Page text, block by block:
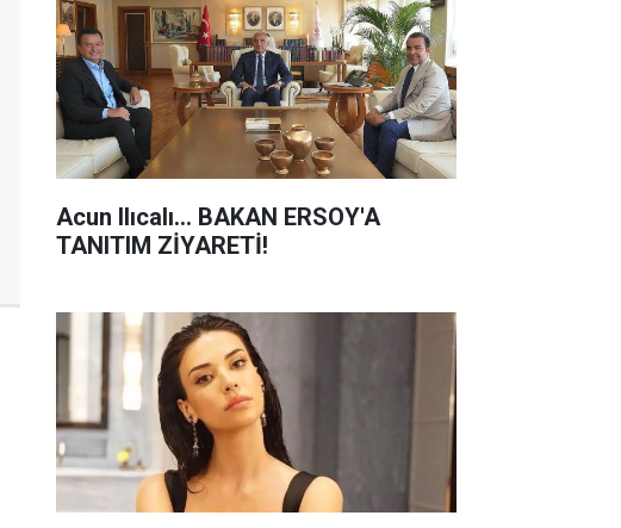
Acun Ilıcalı... BAKAN ERSOY'A
TANITIM ZİYARETİ!